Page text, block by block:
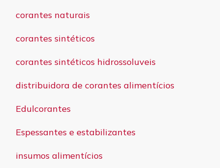
corantes naturais
corantes sintéticos
corantes sintéticos hidrossoluveis
distribuidora de corantes alimentícios
Edulcorantes
Espessantes e estabilizantes
insumos alimentícios